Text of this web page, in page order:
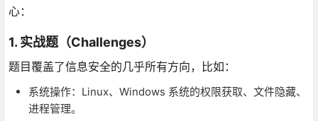
心：
1. 实战题（Challenges）
题目覆盖了信息安全的几乎所有方向，比如：
系统操作：Linux、Windows 系统的权限获取、文件隐藏、
进程管理。